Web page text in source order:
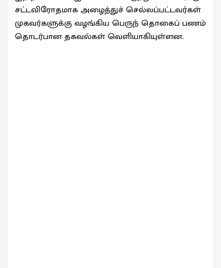
சட்டவிரோதமாக அழைத்துச் செல்லப்பட்டவர்கள்
முகவர்களுக்கு வழங்கிய பெருந் தொகைப் பணம்
தொடர்பான தகவல்கள் வெளியாகியுள்ளன.